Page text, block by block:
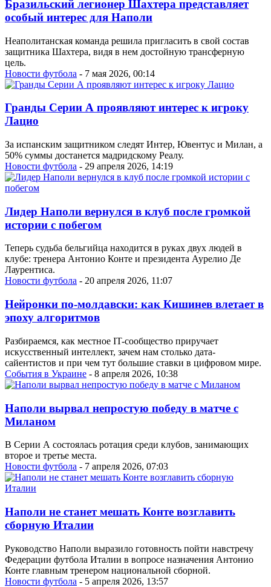
Бразильский легионер Шахтера представляет
особый интерес для Наполи
Неаполитанская команда решила пригласить в свой состав
защитника Шахтера, видя в нем достойную трансферную
цель.
Новости футбола - 7 мая 2026, 00:14
Гранды Серии А проявляют интерес к игроку
Лацио
За испанским защитником следят Интер, Ювентус и Милан, а
50% суммы достанется мадридскому Реалу.
Новости футбола - 29 апреля 2026, 14:19
Лидер Наполи вернулся в клуб после громкой
истории с побегом
Теперь судьба бельгийца находится в руках двух людей в
клубе: тренера Антонио Конте и президента Аурелио Де
Лаурентиса.
Новости футбола - 20 апреля 2026, 11:07
Нейронки по-молдавски: как Кишинев влетает в
эпоху алгоритмов
Разбираемся, как местное IT-сообщество приручает
искусственный интеллект, зачем нам столько дата-
сайентистов и при чем тут большие ставки в цифровом мире.
События в Украине - 8 апреля 2026, 10:38
Наполи вырвал непростую победу в матче с
Миланом
В Серии А состоялась ротация среди клубов, занимающих
второе и третье места.
Новости футбола - 7 апреля 2026, 07:03
Наполи не станет мешать Конте возглавить
сборную Италии
Руководство Наполи выразило готовность пойти навстречу
Федерации футбола Италии в вопросе назначения Антонио
Конте главным тренером национальной сборной.
Новости футбола - 5 апреля 2026, 13:57